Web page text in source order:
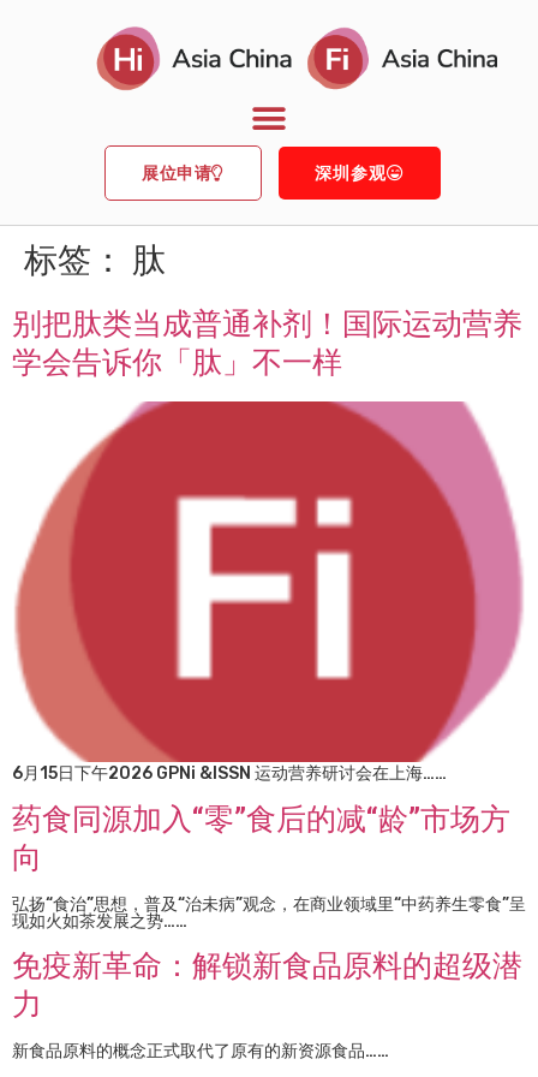
展位申请 深圳参观
标签： 肽
别把肽类当成普通补剂！国际运动营养
学会告诉你「肽」不一样
6月15日下午2026 GPNi &ISSN 运动营养研讨会在上海……
药食同源加入“零”食后的减“龄”市场方
向
弘扬“食治”思想，普及“治未病”观念，在商业领域里“中药养生零食”呈
现如火如茶发展之势……
免疫新革命：解锁新食品原料的超级潜
力
新食品原料的概念正式取代了原有的新资源食品……